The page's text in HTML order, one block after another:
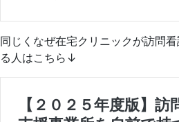
同じくなぜ在宅クリニックが訪問
る人はこちら↓